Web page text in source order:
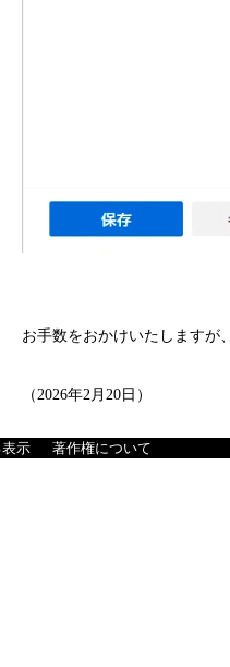
お手数をおかけいたしますが
（2026年2月20日）
示 著作権について